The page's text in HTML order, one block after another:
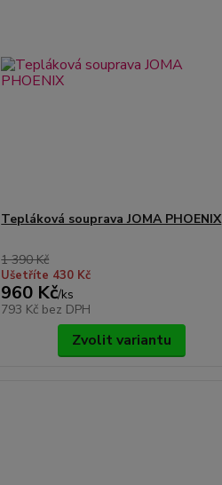
Tepláková souprava JOMA PHOENIX
1 390 Kč
Ušetříte 430 Kč
960 Kč/ks
793 Kč bez DPH
Zvolit variantu